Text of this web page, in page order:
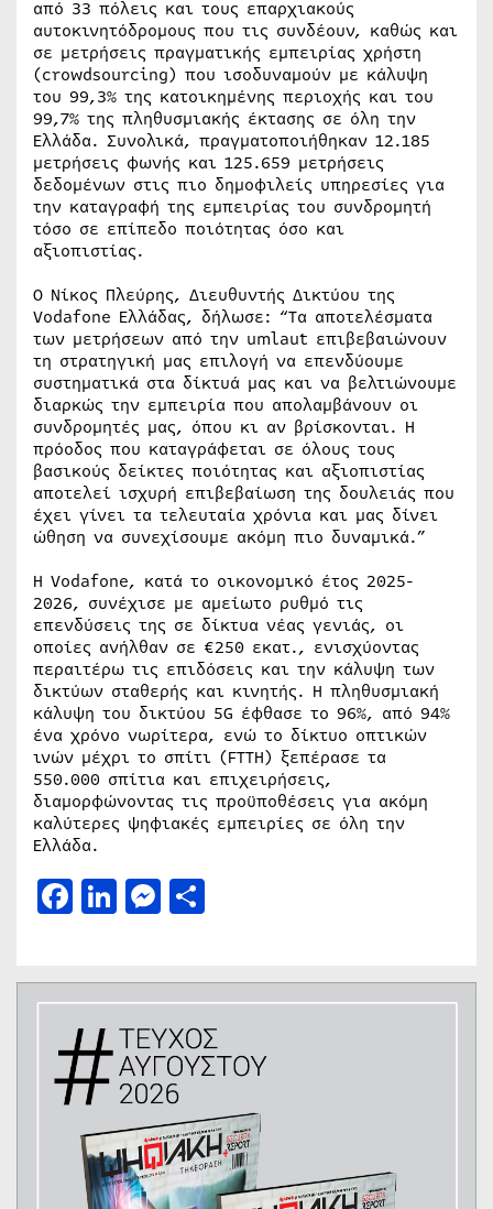
από 33 πόλεις και τους επαρχιακούς
αυτοκινητόδρομους που τις συνδέουν, καθώς και
σε μετρήσεις πραγματικής εμπειρίας χρήστη
(crowdsourcing) που ισοδυναμούν με κάλυψη
του 99,3% της κατοικημένης περιοχής και του
99,7% της πληθυσμιακής έκτασης σε όλη την
Ελλάδα. Συνολικά, πραγματοποιήθηκαν 12.185
μετρήσεις φωνής και 125.659 μετρήσεις
δεδομένων στις πιο δημοφιλείς υπηρεσίες για
την καταγραφή της εμπειρίας του συνδρομητή
τόσο σε επίπεδο ποιότητας όσο και
αξιοπιστίας.
Ο Νίκος Πλεύρης, Διευθυντής Δικτύου της
Vodafone Ελλάδας, δήλωσε: “Τα αποτελέσματα
των μετρήσεων από την umlaut επιβεβαιώνουν
τη στρατηγική μας επιλογή να επενδύουμε
συστηματικά στα δίκτυά μας και να βελτιώνουμε
διαρκώς την εμπειρία που απολαμβάνουν οι
συνδρομητές μας, όπου κι αν βρίσκονται. Η
πρόοδος που καταγράφεται σε όλους τους
βασικούς δείκτες ποιότητας και αξιοπιστίας
αποτελεί ισχυρή επιβεβαίωση της δουλειάς που
έχει γίνει τα τελευταία χρόνια και μας δίνει
ώθηση να συνεχίσουμε ακόμη πιο δυναμικά.”
Η Vodafone, κατά το οικονομικό έτος 2025-
2026, συνέχισε με αμείωτο ρυθμό τις
επενδύσεις της σε δίκτυα νέας γενιάς, οι
οποίες ανήλθαν σε €250 εκατ., ενισχύοντας
περαιτέρω τις επιδόσεις και την κάλυψη των
δικτύων σταθερής και κινητής. Η πληθυσμιακή
κάλυψη του δικτύου 5G έφθασε το 96%, από 94%
ένα χρόνο νωρίτερα, ενώ το δίκτυο οπτικών
ινών μέχρι το σπίτι (FTTH) ξεπέρασε τα
550.000 σπίτια και επιχειρήσεις,
διαμορφώνοντας τις προϋποθέσεις για ακόμη
καλύτερες ψηφιακές εμπειρίες σε όλη την
Ελλάδα.
Facebook
LinkedIn
Messenger